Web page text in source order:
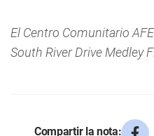
El Centro Comunitario
South River Drive Medley
Compartir la nota: